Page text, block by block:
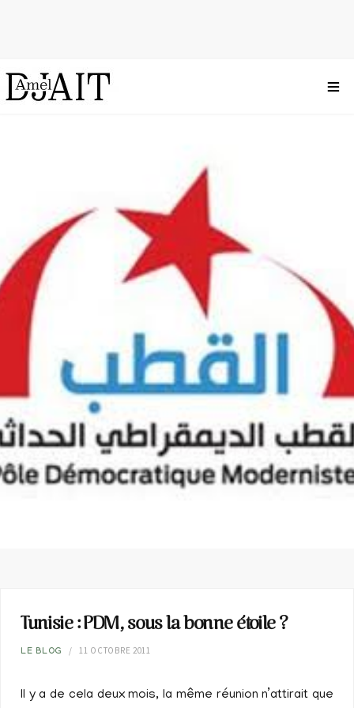
Tunisie : PDM, sous la bonne étoile ?
LE BLOG 11 OCTOBRE 2011
Il y a de cela deux mois, la même réunion n’attirait que